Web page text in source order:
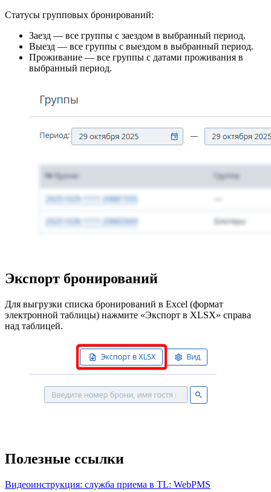
Статусы групповых бронирований:
Заезд — все группы с заездом в выбранный период.
Выезд — все группы с выездом в выбранный период.
Проживание — все группы с датами проживания в
выбранный период.
Экспорт бронирований
Для выгрузки списка бронирований в Excel (формат
электронной таблицы) нажмите «Экспорт в XLSX» справа
над таблицей.
Полезные ссылки
Видеоинструкция: служба приема в TL: WebPMS